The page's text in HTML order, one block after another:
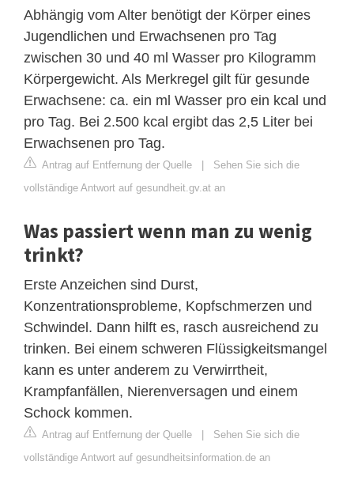
Abhängig vom Alter benötigt der Körper eines
Jugendlichen und Erwachsenen pro Tag
zwischen 30 und 40 ml Wasser pro Kilogramm
Körpergewicht. Als Merkregel gilt für gesunde
Erwachsene: ca. ein ml Wasser pro ein kcal und
pro Tag. Bei 2.500 kcal ergibt das 2,5 Liter bei
Erwachsenen pro Tag.
Antrag auf Entfernung der Quelle
Sehen Sie sich die
vollständige Antwort auf gesundheit.gv.at an
Was passiert wenn man zu wenig
trinkt?
Erste Anzeichen sind Durst,
Konzentrationsprobleme, Kopfschmerzen und
Schwindel. Dann hilft es, rasch ausreichend zu
trinken. Bei einem schweren Flüssigkeitsmangel
kann es unter anderem zu Verwirrtheit,
Krampfanfällen, Nierenversagen und einem
Schock kommen.
Antrag auf Entfernung der Quelle
Sehen Sie sich die
vollständige Antwort auf gesundheitsinformation.de an